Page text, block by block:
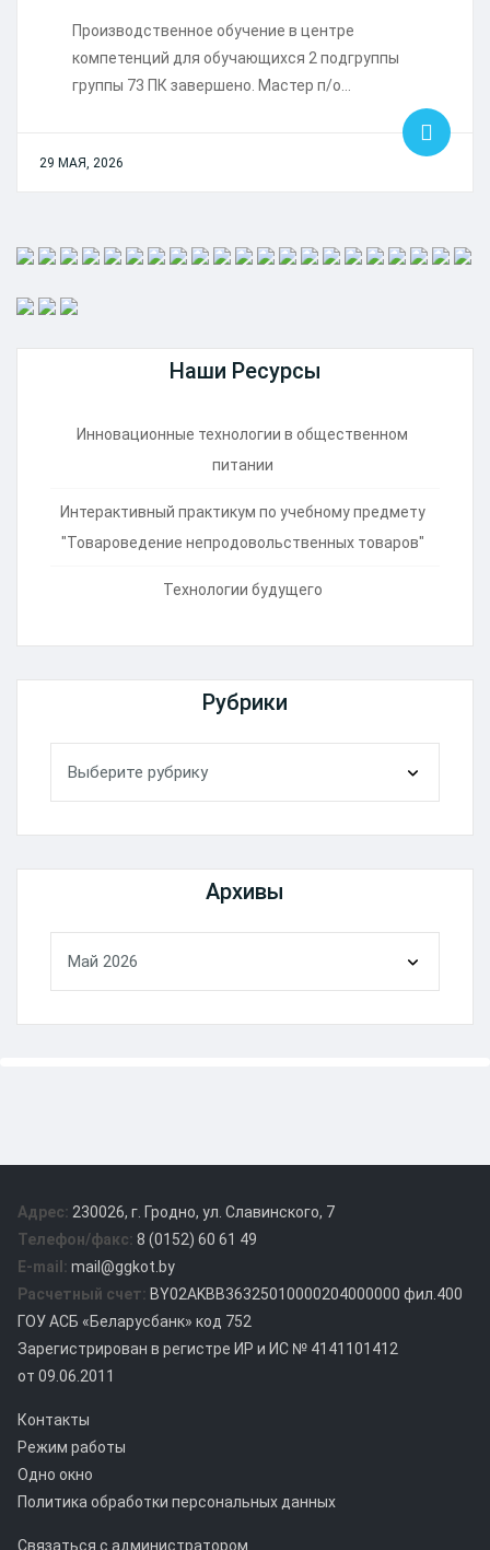
Производственное обучение в центре
компетенций для обучающихся 2 подгруппы
группы 73 ПК завершено. Мастер п/о…
29 МАЯ, 2026
Наши Ресурсы
Инновационные технологии в общественном
питании
Интерактивный практикум по учебному предмету
"Товароведение непродовольственных товаров"
Технологии будущего
Рубрики
Архивы
Адрес: 230026, г. Гродно, ул. Славинского, 7
Телефон/факс: 8 (0152) 60 61 49
E-mail: mail@ggkot.by
Расчетный счет: BY02AKBB36325010000204000000 фил.400
ГОУ АСБ «Беларусбанк» код 752
Зарегистрирован в регистре ИР и ИС № 4141101412
от 09.06.2011
Контакты
Режим работы
Одно окно
Политика обработки персональных данных
Связаться с администратором